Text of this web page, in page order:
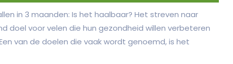
in 3 maanden: Is het haalbaar? Het streven naar
doel voor velen die hun gezondheid willen verbeteren
van de doelen die vaak wordt genoemd, is het